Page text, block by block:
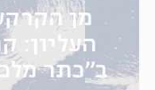
מן
העליון:
ב"כתר